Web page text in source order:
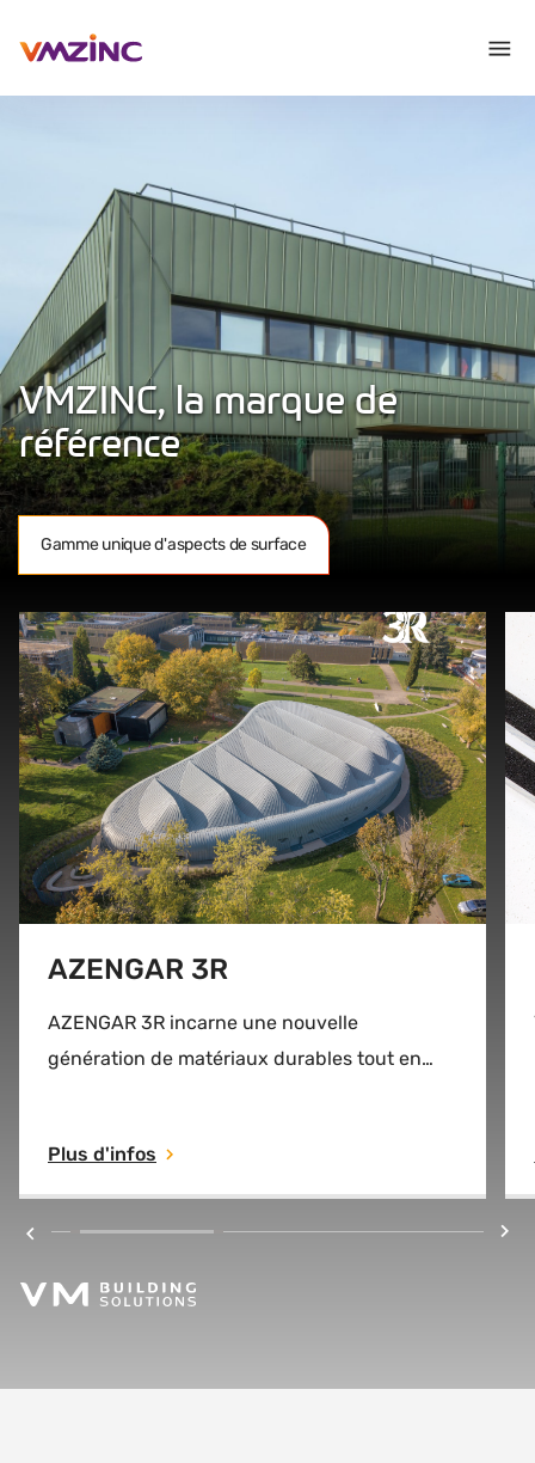
VMZINC, la marque de
référence
Gamme unique d'aspects de surface
AZENGAR 3R
AZENGAR 3R incarne une nouvelle
génération de matériaux durables tout en
carbone de seulement 0,70 kg de CO2 par kg
de zinc (base EPD-VMZ-20250162-IBA1-EN),
AZENGAR 3R établit une nouvelle norme
Plus d'infos